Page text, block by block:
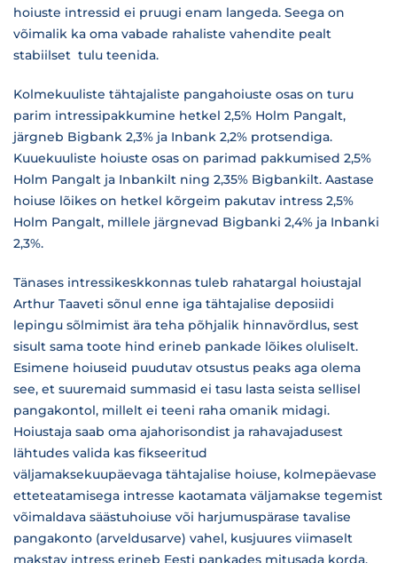
hoiuste intressid ei pruugi enam langeda. Seega on
võimalik ka oma vabade rahaliste vahendite pealt
stabiilset tulu teenida.
Kolmekuuliste tähtajaliste pangahoiuste osas on turu
parim intressipakkumine hetkel 2,5% Holm Pangalt,
järgneb Bigbank 2,3% ja Inbank 2,2% protsendiga.
Kuuekuuliste hoiuste osas on parimad pakkumised 2,5%
Holm Pangalt ja Inbankilt ning 2,35% Bigbankilt. Aastase
hoiuse lõikes on hetkel kõrgeim pakutav intress 2,5%
Holm Pangalt, millele järgnevad Bigbanki 2,4% ja Inbanki
2,3%.
Tänases intressikeskkonnas tuleb rahatargal hoiustajal
Arthur Taaveti sõnul enne iga tähtajalise deposiidi
lepingu sõlmimist ära teha põhjalik hinnavõrdlus, sest
sisult sama toote hind erineb pankade lõikes oluliselt.
Esimene hoiuseid puudutav otsustus peaks aga olema
see, et suuremaid summasid ei tasu lasta seista sellisel
pangakontol, millelt ei teeni raha omanik midagi.
Hoiustaja saab oma ajahorisondist ja rahavajadusest
lähtudes valida kas fikseeritud
väljamaksekuupäevaga tähtajalise hoiuse, kolmepäevase
etteteatamisega intresse kaotamata väljamakse tegemist
võimaldava säästuhoiuse või harjumuspärase tavalise
pangakonto (arveldusarve) vahel, kusjuures viimaselt
makstav intress erineb Eesti pankades mitusada korda.